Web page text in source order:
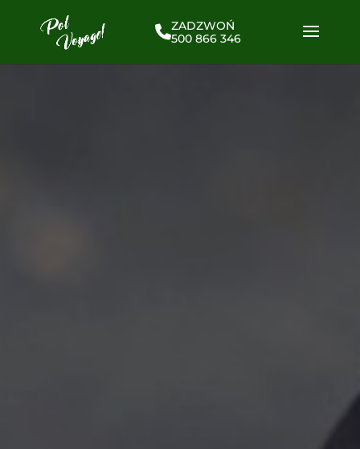
ZADZWOŃ
500 866 346